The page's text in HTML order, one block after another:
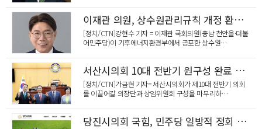
이재관 의원, 상수원관리규칙 개정 환영… “천안시 상수원보호구역 해제 요청 권한 확보”
[정치/CTN]강현수 기자 = 이재관 국회의원(충남 천안을·더불
어민주당)이 기후에너지환경부에서 공포한 상수원…
서산시의회 10대 전반기 원구성 완료 의장 '장갑순 의원' 선출
[정치/CTN]가금현 기자= 서산시의회가 제10대 전반기 의회
를 이끌어갈 의장단과 상임위원회 구성을 마무리하…
당진시의회 국힘, 민주당 일방적 정회 중단하고 무기명 투표로 의장 선출해야